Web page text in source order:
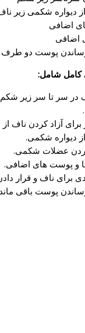
دیواره شکمی زیر
اضافی
اضافی
پوست دو طرف
کامل شامل:
در سر تا سر زیر
برای آزاد کردن ناف
دیواره شکمی.
عضلات شکمی.
و پوست های اضافی.
برای ناف و قرار
پوست باقی